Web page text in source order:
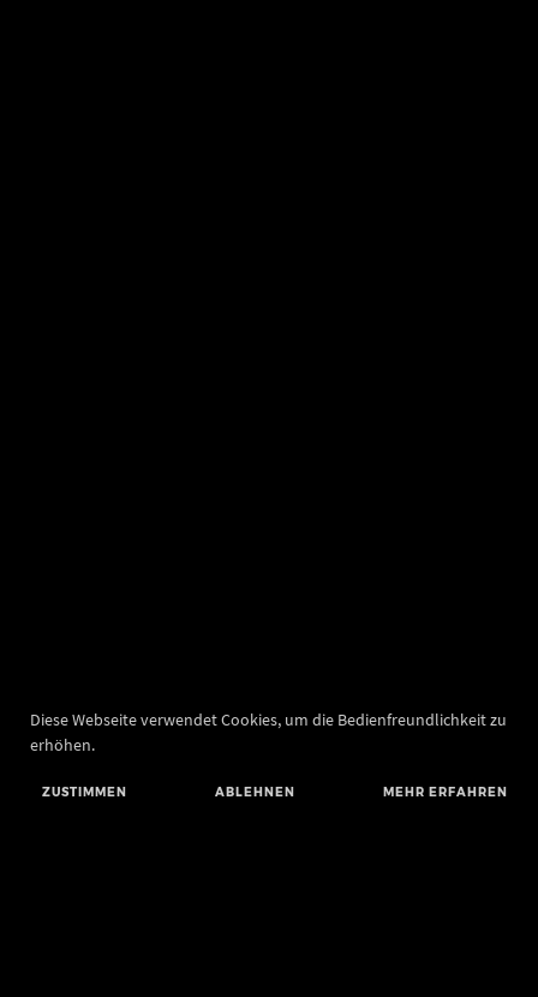
Diese Webseite verwendet Cookies, um die Bedienfreundlichkeit zu
erhöhen.
ZUSTIMMEN ABLEHNEN MEHR ERFAHREN